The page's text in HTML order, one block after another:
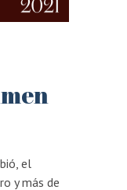
el
y más de